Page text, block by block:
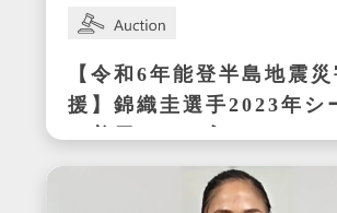
【令和6年能登半島地震
援】錦織圭選手2023年シ
ン着用サイン入りテニス
ーズ